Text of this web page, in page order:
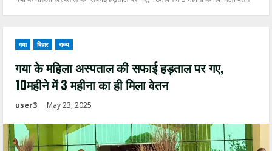
गया बिहार राज्य
गया के महिला अस्पताल की सफाई हड़ताल पर गए,
10महीने में 3 महीना का ही मिला वेतन
user3 May 23, 2025